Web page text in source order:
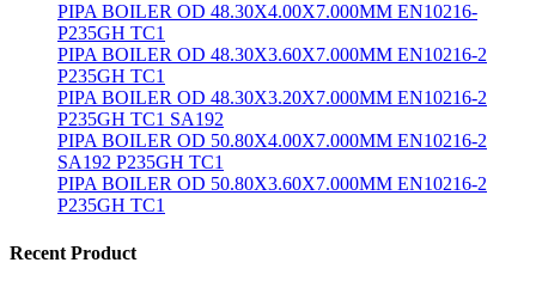
PIPA BOILER OD 48.30X4.00X7.000MM EN10216-
P235GH TC1
PIPA BOILER OD 48.30X3.60X7.000MM EN10216-2
P235GH TC1
PIPA BOILER OD 48.30X3.20X7.000MM EN10216-2
P235GH TC1 SA192
PIPA BOILER OD 50.80X4.00X7.000MM EN10216-2
SA192 P235GH TC1
PIPA BOILER OD 50.80X3.60X7.000MM EN10216-2
P235GH TC1
Recent Product